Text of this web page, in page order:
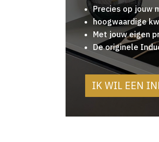
Precies op jouw
hoogwaardige
Met jouw eigen
De originele
IK WIL EEN